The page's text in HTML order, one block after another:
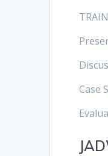
Case